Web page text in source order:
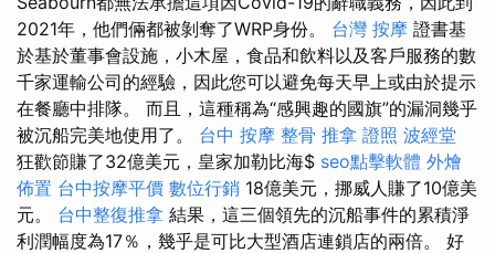
2021年，他們倆都被剝奪了WRP身份。 台灣 按摩 證書基
於基於董事會設施，小木屋，食品和飲料以及客戶服務的數
千家運輸公司的經驗，因此您可以避免每天早上或由於提示
在餐廳中排隊。 而且，這種稱為“感興趣的國旗”的漏洞幾乎
被沉船完美地使用了。 台中 按摩 整骨 推拿 證照 波經堂
狂歡節賺了32億美元，皇家加勒比海$ seo點擊軟體 外燴
佈置 台中按摩平價 數位行銷 18億美元，挪威人賺了10億美
元。 台中整復推拿 結果，這三個領先的沉船事件的累積淨
利潤幅度為17％，幾乎是可比大型酒店連鎖店的兩倍。 好